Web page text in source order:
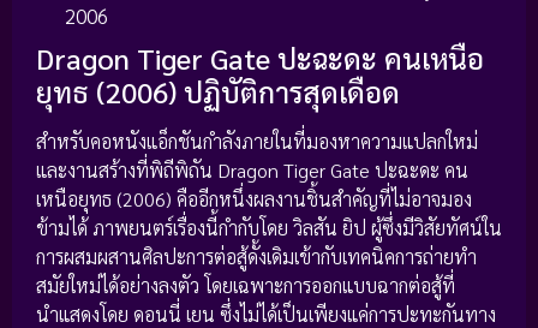
2006
Dragon Tiger Gate ปะฉะดะ คนเหนือ
ยุทธ (2006) ปฏิบัติการสุดเดือด
สำหรับคอหนังแอ็กชันกำลังภายในที่มองหาความแปลกใหม่
และงานสร้างที่พิถีพิถัน Dragon Tiger Gate ปะฉะดะ คน
เหนือยุทธ (2006) คืออีกหนึ่งผลงานชิ้นสำคัญที่ไม่อาจมอง
ข้ามได้ ภาพยนตร์เรื่องนี้กำกับโดย วิลสัน ยิป ผู้ซึ่งมีวิสัยทัศน์ใน
การผสมผสานศิลปะการต่อสู้ดั้งเดิมเข้ากับเทคนิคการถ่ายทำ
สมัยใหม่ได้อย่างลงตัว โดยเฉพาะการออกแบบฉากต่อสู้ที่
นำแสดงโดย ดอนนี่ เยน ซึ่งไม่ได้เป็นเพียงแค่การปะทะกันทาง